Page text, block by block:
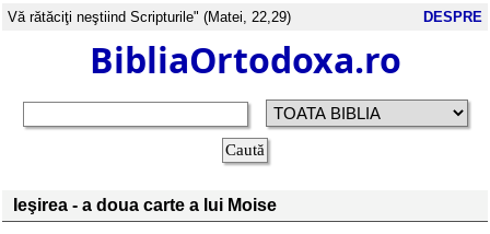
Vă rătăciţi neştiind Scripturile" (Matei, 22,29) DESPRE
BibliaOrtodoxa.ro
Ieşirea - a doua carte a lui Moise